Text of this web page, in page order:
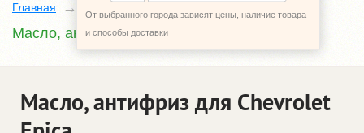
От выбранного города зависят цены, наличие товара
и способы доставки
Главная
Масло, антифриз
Масло, антифриз для Chevrolet